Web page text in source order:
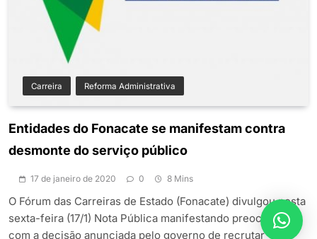
Carreira Reforma Administrativa
Entidades do Fonacate se manifestam contra
desmonte do serviço público
17 de janeiro de 2020 0 8 Mins
O Fórum das Carreiras de Estado (Fonacate) divulgou nesta
sexta-feira (17/1) Nota Pública manifestando preocupação
com a decisão anunciada pelo governo de recrutar